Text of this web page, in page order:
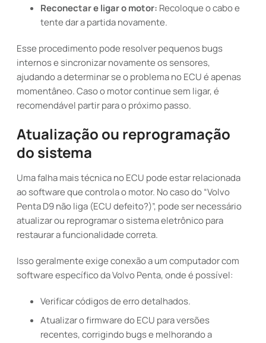
Reconectar e ligar o motor: Recoloque o cabo e
tente dar a partida novamente.
Esse procedimento pode resolver pequenos bugs
internos e sincronizar novamente os sensores,
ajudando a determinar se o problema no ECU é apenas
momentâneo. Caso o motor continue sem ligar, é
recomendável partir para o próximo passo.
Atualização ou reprogramação
do sistema
Uma falha mais técnica no ECU pode estar relacionada
ao software que controla o motor. No caso do “Volvo
Penta D9 não liga (ECU defeito?)”, pode ser necessário
atualizar ou reprogramar o sistema eletrônico para
restaurar a funcionalidade correta.
Isso geralmente exige conexão a um computador com
software específico da Volvo Penta, onde é possível:
Verificar códigos de erro detalhados.
Atualizar o firmware do ECU para versões
recentes, corrigindo bugs e melhorando a